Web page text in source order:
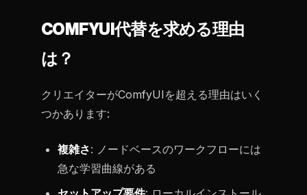
COMFYUI代替を求める理由
は？
クリエイターがComfyUIを超える理由はいく
つかあります:
複雑さ: ノードベースのワークフローには
急な学習曲線がある